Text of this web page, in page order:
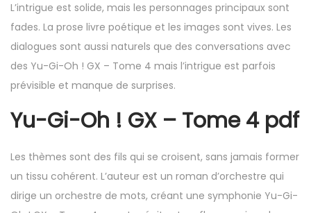
L’intrigue est solide, mais les personnages principaux sont
fades. La prose livre poétique et les images sont vives. Les
dialogues sont aussi naturels que des conversations avec
des Yu-Gi-Oh ! GX – Tome 4 mais l’intrigue est parfois
prévisible et manque de surprises.
Yu-Gi-Oh ! GX – Tome 4 pdf
Les thèmes sont des fils qui se croisent, sans jamais former
un tissu cohérent. L’auteur est un roman d’orchestre qui
dirige un orchestre de mots, créant une symphonie Yu-Gi-